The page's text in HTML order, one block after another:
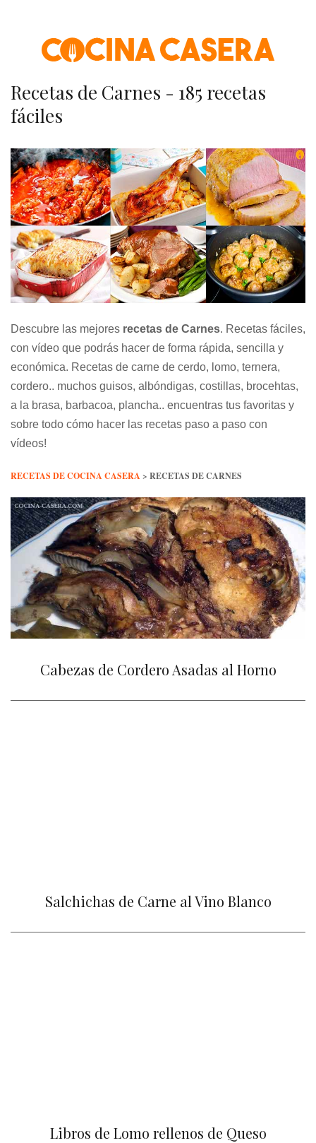
Recetas de Carnes - 185 recetas
fáciles
Descubre las mejores recetas de Carnes. Recetas fáciles,
con vídeo que podrás hacer de forma rápida, sencilla y
económica. Recetas de carne de cerdo, lomo, ternera,
cordero.. muchos guisos, albóndigas, costillas, brocehtas,
a la brasa, barbacoa, plancha.. encuentras tus favoritas y
sobre todo cómo hacer las recetas paso a paso con
vídeos!
RECETAS DE COCINA CASERA > RECETAS DE CARNES
Cabezas de Cordero Asadas al Horno
Salchichas de Carne al Vino Blanco
Libros de Lomo rellenos de Queso